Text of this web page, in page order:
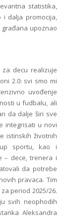
statistika,
i dalja promocija,
građana upoznao
za decu realizuje
2.0: svi smo mi
uvođenje
u fudbalu, ali
da dalje širi sve
integrisati u novi
istinskih životnih
sportu, kao i
– dece, trenera i
da potrebe
pravaca. Tim
period 2025/26.
svih neophodih
Aleksandra